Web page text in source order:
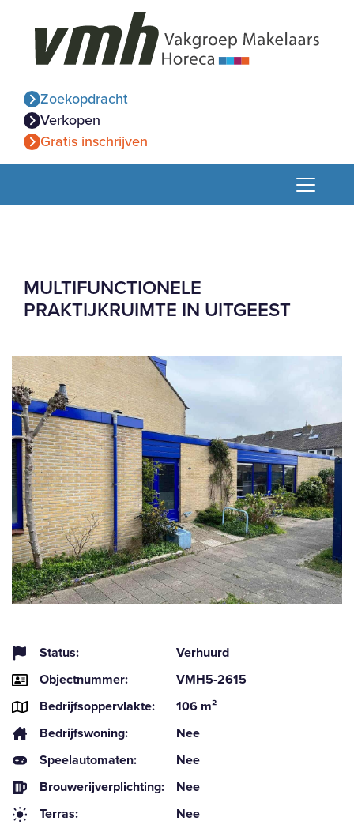
Zoekopdracht
Verkopen
Gratis inschrijven
MULTIFUNCTIONELE
PRAKTIJKRUIMTE IN UITGEEST
Status:
Verhuurd
Objectnummer:
VMH5-2615
Bedrijfsoppervlakte:
106 m²
Bedrijfswoning:
Nee
Speelautomaten:
Nee
Brouwerijverplichting:
Nee
Terras:
Nee